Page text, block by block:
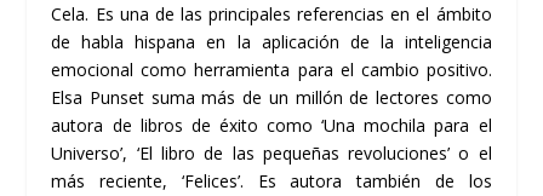
Cela. Es una de las principales referencias en el ámbito
de habla hispana en la aplicación de la inteligencia
emocional como herramienta para el cambio positivo.
Elsa Punset suma más de un millón de lectores como
autora de libros de éxito como ‘Una mochila para el
Universo’, ‘El libro de las pequeñas revoluciones’ o el
más reciente, ‘Felices’. Es autora también de los